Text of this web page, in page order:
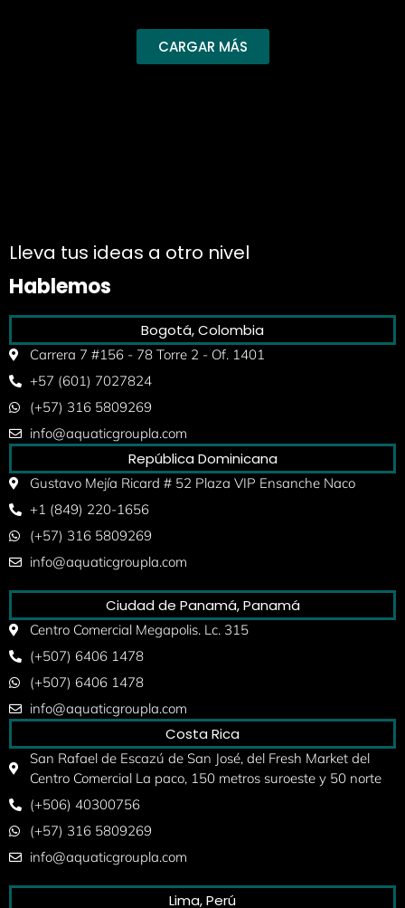
CARGAR MÁS
Lleva tus ideas a otro nivel
Hablemos
Bogotá, Colombia
Carrera 7 #156 - 78 Torre 2 - Of. 1401
+57 (601) 7027824
(+57) 316 5809269
info@aquaticgroupla.com
República Dominicana
Gustavo Mejía Ricard # 52 Plaza VIP Ensanche Naco
+1 (849) 220-1656
(+57) 316 5809269
info@aquaticgroupla.com
Ciudad de Panamá, Panamá
Centro Comercial Megapolis. Lc. 315
(+507) 6406 1478
(+507) 6406 1478
info@aquaticgroupla.com
Costa Rica
San Rafael de Escazú de San José, del Fresh Market del
Centro Comercial La paco, 150 metros suroeste y 50 norte
(+506) 40300756
(+57) 316 5809269
info@aquaticgroupla.com
Lima, Perú